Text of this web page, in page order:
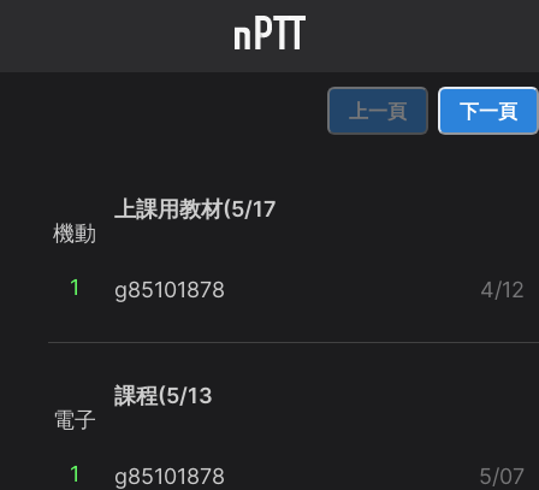
上一頁 下一頁
機動
1
上課用教材(5/17
g85101878 4/12
電子
1
課程(5/13
g85101878 5/07